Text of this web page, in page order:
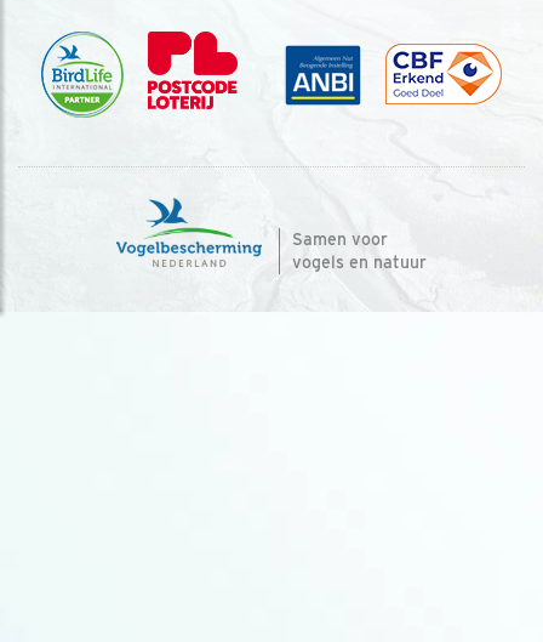
Samen voor
vogels en natuur